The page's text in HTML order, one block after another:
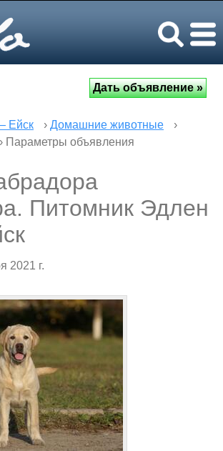
Ейск › Домашние животные
›
› Параметры объявления
Питомник Эдлен
2021 г.